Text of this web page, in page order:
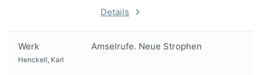
Details
Werk Amselrufe. Neue Strophen
Henckell, Karl